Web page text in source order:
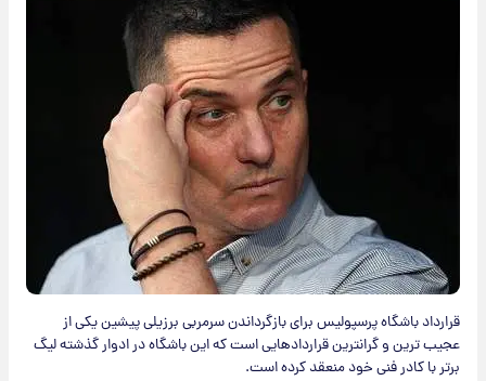
قرارداد باشگاه پرسپولیس برای بازگرداندن سرمربی برزیلی پیشین یکی از
عجیب ترین و گرانترین قراردادهایی است که این باشگاه در ادوار گذشته لیگ
برتر با کادر فنی خود منعقد کرده است.